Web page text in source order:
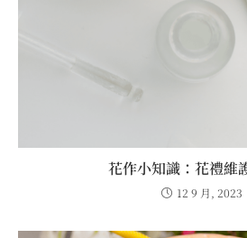
花作小知識：花禮維
12 9 月, 2023